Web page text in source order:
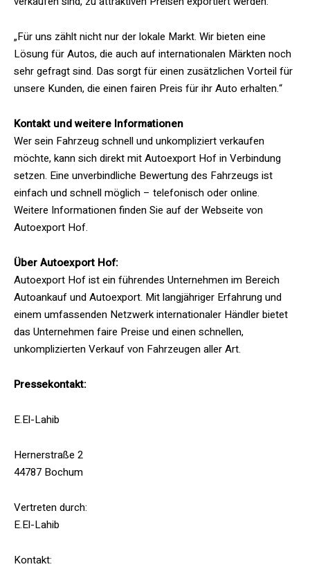
„Für uns zählt nicht nur der lokale Markt. Wir bieten eine
Lösung für Autos, die auch auf internationalen Märkten noch
sehr gefragt sind. Das sorgt für einen zusätzlichen Vorteil für
unsere Kunden, die einen fairen Preis für ihr Auto erhalten.“
Kontakt und weitere Informationen
Wer sein Fahrzeug schnell und unkompliziert verkaufen
möchte, kann sich direkt mit Autoexport Hof in Verbindung
setzen. Eine unverbindliche Bewertung des Fahrzeugs ist
einfach und schnell möglich – telefonisch oder online.
Weitere Informationen finden Sie auf der Webseite von
Autoexport Hof.
Über Autoexport Hof:
Autoexport Hof ist ein führendes Unternehmen im Bereich
Autoankauf und Autoexport. Mit langjähriger Erfahrung und
einem umfassenden Netzwerk internationaler Händler bietet
das Unternehmen faire Preise und einen schnellen,
unkomplizierten Verkauf von Fahrzeugen aller Art.
Pressekontakt:
E.El-Lahib
Hernerstraße 2
44787 Bochum
Vertreten durch:
E.El-Lahib
Kontakt: